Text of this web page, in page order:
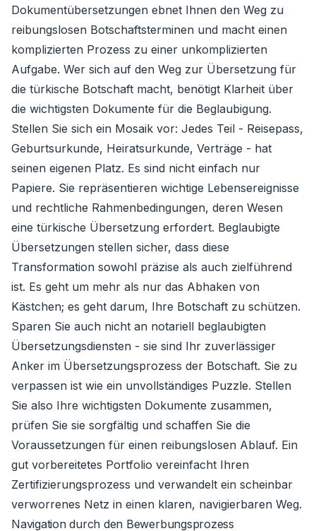
Dokumentübersetzungen ebnet Ihnen den Weg zu
reibungslosen Botschaftsterminen und macht einen
komplizierten Prozess zu einer unkomplizierten
Aufgabe. Wer sich auf den Weg zur Übersetzung für
die türkische Botschaft macht, benötigt Klarheit über
die wichtigsten Dokumente für die Beglaubigung.
Stellen Sie sich ein Mosaik vor: Jedes Teil - Reisepass,
Geburtsurkunde, Heiratsurkunde, Verträge - hat
seinen eigenen Platz. Es sind nicht einfach nur
Papiere. Sie repräsentieren wichtige Lebensereignisse
und rechtliche Rahmenbedingungen, deren Wesen
eine türkische Übersetzung erfordert. Beglaubigte
Übersetzungen stellen sicher, dass diese
Transformation sowohl präzise als auch zielführend
ist. Es geht um mehr als nur das Abhaken von
Kästchen; es geht darum, Ihre Botschaft zu schützen.
Sparen Sie auch nicht an notariell beglaubigten
Übersetzungsdiensten - sie sind Ihr zuverlässiger
Anker im Übersetzungsprozess der Botschaft. Sie zu
verpassen ist wie ein unvollständiges Puzzle. Stellen
Sie also Ihre wichtigsten Dokumente zusammen,
prüfen Sie sie sorgfältig und schaffen Sie die
Voraussetzungen für einen reibungslosen Ablauf. Ein
gut vorbereitetes Portfolio vereinfacht Ihren
Zertifizierungsprozess und verwandelt ein scheinbar
verworrenes Netz in einen klaren, navigierbaren Weg.
Navigation durch den Bewerbungsprozess